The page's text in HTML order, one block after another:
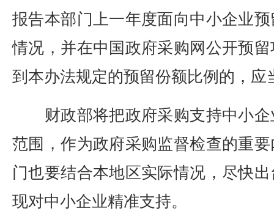
报告本部门上一年度面向中小企业
情况，并在中国政府采购网公开预
到本办法规定的预留份额比例的，应
财政部将把政府采购支持中小企
范围，作为政府采购监督检查的重
门也要结合本地区实际情况，尽快
现对中小企业精准支持。